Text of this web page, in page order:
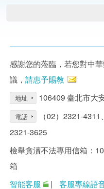
感謝您的蒞臨，若您對中
議， 請惠予賜教
地址 106409 臺北市大
電話
（02）2321-
2321-3625
檢舉貪瀆不法專用信箱：
箱
智能客服
| 客服專線語